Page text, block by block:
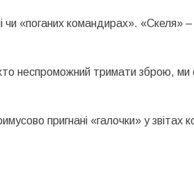
«поганих командирах». «Скеля»
неспроможний тримати зброю,
пригнані «галочки» у